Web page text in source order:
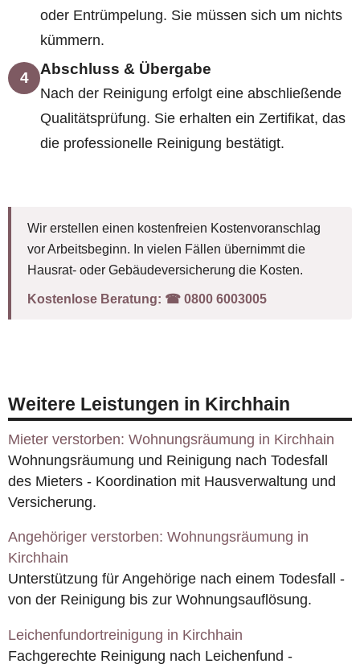
oder Entrümpelung. Sie müssen sich um nichts
kümmern.
4 Abschluss & Übergabe
Nach der Reinigung erfolgt eine abschließende
Qualitätsprüfung. Sie erhalten ein Zertifikat, das
die professionelle Reinigung bestätigt.
Wir erstellen einen kostenfreien Kostenvoranschlag
vor Arbeitsbeginn. In vielen Fällen übernimmt die
Hausrat- oder Gebäudeversicherung die Kosten.
Kostenlose Beratung: ☎︎ 0800 6003005
Weitere Leistungen in Kirchhain
Mieter verstorben: Wohnungsräumung in Kirchhain
Wohnungsräumung und Reinigung nach Todesfall
des Mieters - Koordination mit Hausverwaltung und
Versicherung.
Angehöriger verstorben: Wohnungsräumung in
Kirchhain
Unterstützung für Angehörige nach einem Todesfall -
von der Reinigung bis zur Wohnungsauflösung.
Leichenfundortreinigung in Kirchhain
Fachgerechte Reinigung nach Leichenfund -